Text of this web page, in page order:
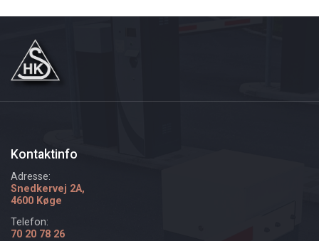
Kontaktinfo
Adresse:
Snedkervej 2A,
4600 Køge
Telefon:
70 20 78 26